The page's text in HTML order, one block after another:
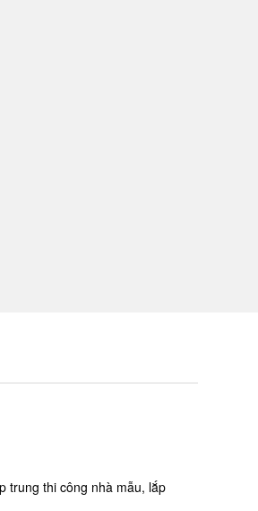
trung thi công nhà mẫu, lắp